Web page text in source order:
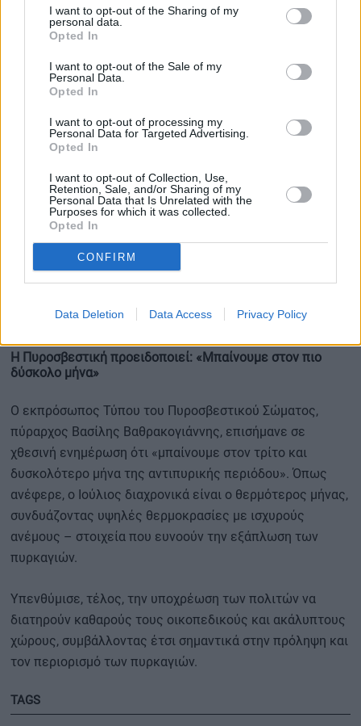
I want to opt-out of the Sharing of my
personal data.
Opted In
I want to opt-out of the Sale of my
Personal Data.
Opted In
I want to opt-out of processing my
Personal Data for Targeted Advertising.
Opted In
I want to opt-out of Collection, Use,
Retention, Sale, and/or Sharing of my
Personal Data that Is Unrelated with the
Purposes for which it was collected.
Opted In
CONFIRM
Data Deletion Data Access Privacy Policy
Σημαντική ύφεση στη Χαλκιδική
Αντίθετη είναι η εικόνα στη Χαλκιδική, όπου η μεγάλη
φωτιά στη Βουρβουρού έχει πλέον περιοριστεί, χωρίς
ενεργό μέτωπο. Οι πυροσβεστικές δυνάμεις παραμένουν
για να αποφευχθούν νέες αναζωπυρώσεις, καθώς οι
καιρικές συνθήκες εξακολουθούν να παραμένουν
επικίνδυνες.
Επιχειρούν 160 πυροσβέστες με 7 ομάδες δασοκομάντο,
49 οχήματα, ομάδα drone για εναέρια επιτήρηση, καθώς
και δεκάδες εθελοντές. Η επιχείρηση συντονίζεται από
το Κινητό Επιχειρησιακό Κέντρο «Όλυμπος», ενώ και εδώ
Εμπρησμού.
Η Πυροσβεστική προειδοποιεί: «Μπαίνουμε στον πιο
δύσκολο μήνα»
Ο εκπρόσωπος Τύπου του Πυροσβεστικού Σώματος,
πύραρχος Βασίλης Βαθρακογιάννης, επισήμανε σε
χθεσινή ενημέρωση ότι «μπαίνουμε στον τρίτο και
δυσκολότερο μήνα της αντιπυρικής περιόδου». Όπως
ανέφερε, ο Ιούλιος διαχρονικά είναι ο θερμότερος μήνας,
συνδυάζοντας υψηλές θερμοκρασίες με ισχυρούς
ανέμους – στοιχεία που ευνοούν την εξάπλωση των
πυρκαγιών.
Υπενθύμισε, τέλος, την υποχρέωση των πολιτών να
διατηρούν καθαρούς τους οικοπεδικούς και ακάλυπτους
χώρους, συμβάλλοντας έτσι σημαντικά στην πρόληψη και
τον περιορισμό των πυρκαγιών.
TAGS